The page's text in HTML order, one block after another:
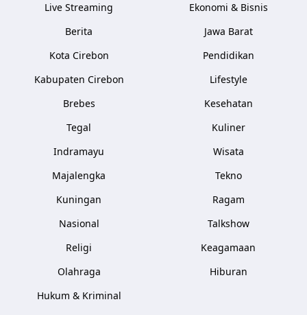
Live Streaming
Berita
Kota Cirebon
Kabupaten Cirebon
Brebes
Tegal
Indramayu
Majalengka
Kuningan
Nasional
Religi
Olahraga
Hukum & Kriminal
Ekonomi & Bisnis
Jawa Barat
Pendidikan
Lifestyle
Kesehatan
Kuliner
Wisata
Tekno
Ragam
Talkshow
Keagamaan
Hiburan